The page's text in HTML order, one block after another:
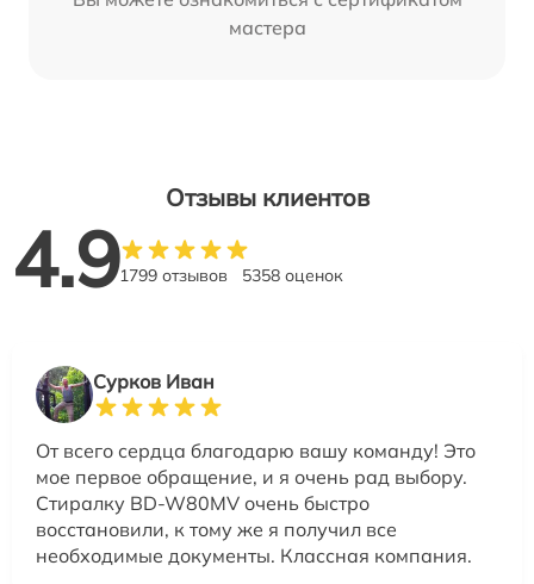
мастера
Отзывы клиентов
4.91799 отзывов 5358 оценок
Сурков Иван
От всего сердца благодарю вашу команду! Это
мое первое обращение, и я очень рад выбору.
Стиралку BD-W80MV очень быстро
восстановили, к тому же я получил все
необходимые документы. Классная компания.